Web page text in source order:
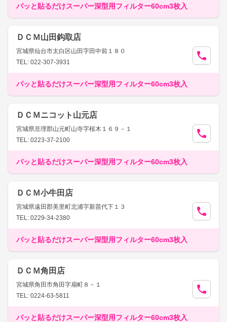
パッと貼るだけスーパー深型用フィルター60cm3枚入
ＤＣＭ山田鈎取店
宮城県仙台市太白区山田字田中前１８０
TEL: 022-307-3931
パッと貼るだけスーパー深型用フィルター60cm3枚入
ＤＣＭニコット山元店
宮城県亘理郡山元町山寺字桜木１６９－１
TEL: 0223-37-2100
パッと貼るだけスーパー深型用フィルター60cm3枚入
ＤＣＭ小牛田店
宮城県遠田郡美里町北浦字新苗代下１３
TEL: 0229-34-2380
パッと貼るだけスーパー深型用フィルター60cm3枚入
ＤＣＭ角田店
宮城県角田市角田字扇町８－１
TEL: 0224-63-5811
パッと貼るだけスーパー深型用フィルター60cm3枚入